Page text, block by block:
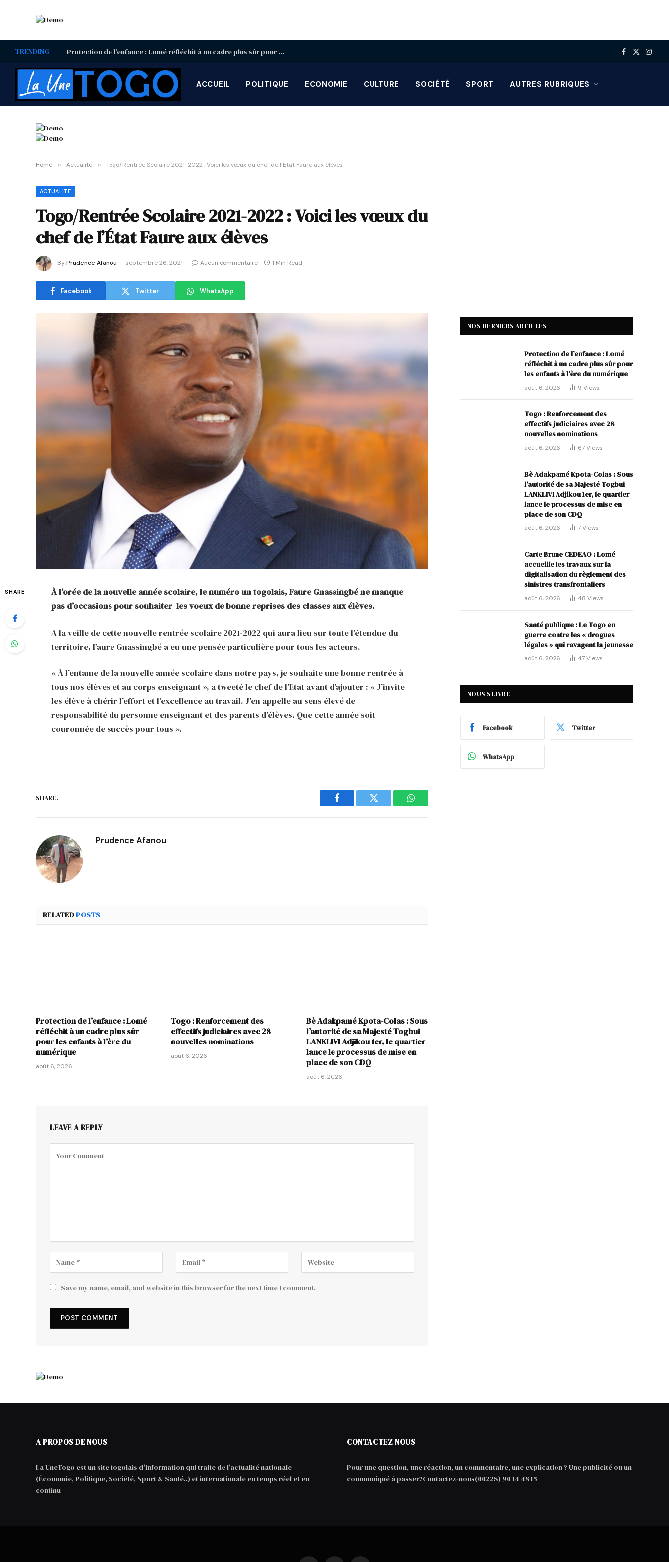
TRENDING Protection de l’enfance : Lomé réfléchit à un cadre plus sûr pour les enfants à l’ère du numérique Facebook
X
ACCUEIL POLITIQUE ECONOMIE CULTURE SOCIÉTÉ SPORT AUTRES RUBRIQUES
Home » Actualite » Togo/Rentrée Scolaire 2021-2022 : Voici les vœux du chef de l’État Faure aux élèves
ACTUALITE
Togo/Rentrée Scolaire 2021-2022 : Voici les vœux du
chef de l’État Faure aux élèves
ByPrudence Afanou septembre 26, 2021 Aucun commentaire 1 Min Read
Facebook Twitter WhatsApp
SHARE
À l’orée de la nouvelle année scolaire, le numéro un togolais, Faure Gnassingbé ne manque
pas d’occasions pour souhaiter les voeux de bonne reprises des classes aux élèves.
A la veille de cette nouvelle rentrée scolaire 2021-2022 qui aura lieu sur toute l’étendue du
territoire, Faure Gnassingbé a eu une pensée particulière pour tous les acteurs.
« À l’entame de la nouvelle année scolaire dans notre pays, je souhaite une bonne rentrée à
tous nos élèves et au corps enseignant », a tweeté le chef de l’Etat avant d’ajouter : « J’invite
les élève à chérir l’effort et l’excellence au travail. J’en appelle au sens élevé de
responsabilité du personne enseignant et des parents d’élèves. Que cette année soit
couronnée de succès pour tous ».
SHARE.
Facebook Twitter WhatsApp
Prudence Afanou
RELATEDPOSTS
Protection de l’enfance : Lomé
réfléchit à un cadre plus sûr
pour les enfants à l’ère du
numérique
août 6, 2026
Togo : Renforcement des
effectifs judiciaires avec 28
nouvelles nominations
août 6, 2026
Bè Adakpamé Kpota-Colas : Sous
l’autorité de sa Majesté Togbui
LANKLIVI Adjikou 1er, le quartier
lance le processus de mise en
place de son CDQ
août 6, 2026
LEAVE A REPLY
Save my name, email, and website in this browser for the next time I comment.
NOS DERNIERS ARTICLES
Protection de l’enfance : Lomé
réfléchit à un cadre plus sûr pour
les enfants à l’ère du numérique
août 6, 2026 9 Views
Togo : Renforcement des
effectifs judiciaires avec 28
nouvelles nominations
août 6, 2026 67Views
Bè Adakpamé Kpota-Colas : Sous
l’autorité de sa Majesté Togbui
LANKLIVI Adjikou 1er, le quartier
lance le processus de mise en
place de son CDQ
août 6, 2026 7Views
Carte Brune CEDEAO : Lomé
accueille les travaux sur la
digitalisation du règlement des
sinistres transfrontaliers
août 6, 2026 48 Views
Santé publique : Le Togo en
guerre contre les « drogues
légales » qui ravagent la jeunesse
août 6, 2026 47Views
NOUS SUIVRE
Facebook Twitter
WhatsApp
A PROPOS DE NOUS
La UneTogo est un site togolais d'information qui traite de l'actualité nationale
(Économie, Politique, Société, Sport & Santé..) et internationale en temps réel et en
continu
CONTACTEZ NOUS
Pour une question, une réaction, un commentaire, une explication ? Une publicité ou un
communiqué à passer?Contactez-nous(00228) 90 14 48 15